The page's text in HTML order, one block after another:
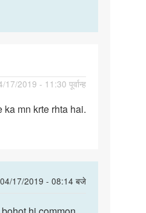
17/2019 - 11:30 पूर्वान्ह
ka mn krte rhta hai.
17/2019 - 08:14 बजे